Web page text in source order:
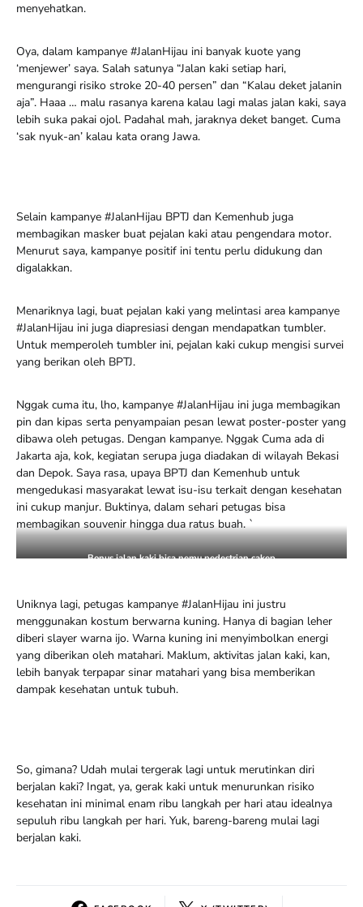
menyehatkan.
Oya, dalam kampanye #JalanHijau ini banyak kuote yang
‘menjewer’ saya. Salah satunya “Jalan kaki setiap hari,
mengurangi risiko stroke 20-40 persen” dan “Kalau deket jalanin
aja”. Haaa … malu rasanya karena kalau lagi malas jalan kaki, saya
lebih suka pakai ojol. Padahal mah, jaraknya deket banget. Cuma
‘sak nyuk-an’ kalau kata orang Jawa.
Selain kampanye #JalanHijau BPTJ dan Kemenhub juga
membagikan masker buat pejalan kaki atau pengendara motor.
Menurut saya, kampanye positif ini tentu perlu didukung dan
digalakkan.
Menariknya lagi, buat pejalan kaki yang melintasi area kampanye
#JalanHijau ini juga diapresiasi dengan mendapatkan tumbler.
Untuk memperoleh tumbler ini, pejalan kaki cukup mengisi survei
yang berikan oleh BPTJ.
Nggak cuma itu, lho, kampanye #JalanHijau ini juga membagikan
pin dan kipas serta penyampaian pesan lewat poster-poster yang
dibawa oleh petugas. Dengan kampanye. Nggak Cuma ada di
Jakarta aja, kok, kegiatan serupa juga diadakan di wilayah Bekasi
dan Depok. Saya rasa, upaya BPTJ dan Kemenhub untuk
mengedukasi masyarakat lewat isu-isu terkait dengan kesehatan
ini cukup manjur. Buktinya, dalam sehari petugas bisa
membagikan souvenir hingga dua ratus buah. `
Bonus jalan kaki bisa nemu pedestrian cakep
Uniknya lagi, petugas kampanye #JalanHijau ini justru
menggunakan kostum berwarna kuning. Hanya di bagian leher
diberi slayer warna ijo. Warna kuning ini menyimbolkan energi
yang diberikan oleh matahari. Maklum, aktivitas jalan kaki, kan,
lebih banyak terpapar sinar matahari yang bisa memberikan
dampak kesehatan untuk tubuh.
So, gimana? Udah mulai tergerak lagi untuk merutinkan diri
berjalan kaki? Ingat, ya, gerak kaki untuk menurunkan risiko
kesehatan ini minimal enam ribu langkah per hari atau idealnya
sepuluh ribu langkah per hari. Yuk, bareng-bareng mulai lagi
berjalan kaki.